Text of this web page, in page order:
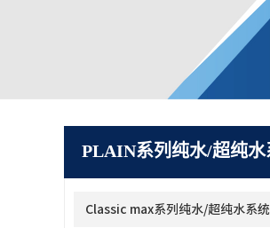
Classic max系列纯水/超纯水系统